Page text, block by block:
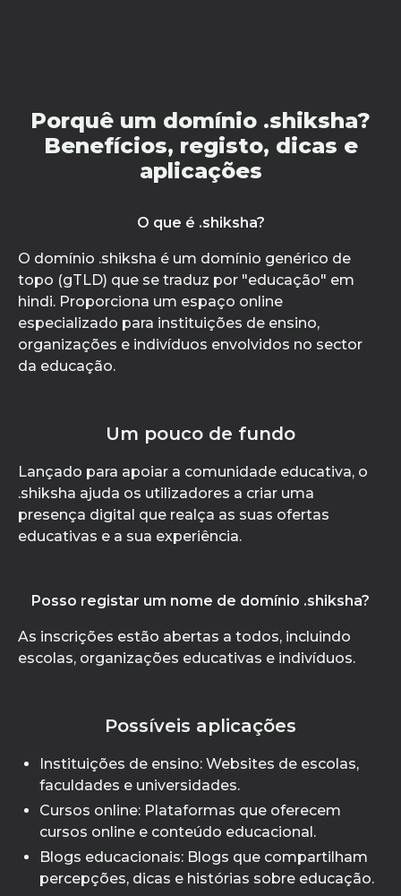
Porquê um domínio .shiksha?
Benefícios, registo, dicas e
aplicações
O que é .shiksha?
O domínio .shiksha é um domínio genérico de
topo (gTLD) que se traduz por "educação" em
hindi. Proporciona um espaço online
especializado para instituições de ensino,
organizações e indivíduos envolvidos no sector
da educação.
Um pouco de fundo
Lançado para apoiar a comunidade educativa, o
.shiksha ajuda os utilizadores a criar uma
presença digital que realça as suas ofertas
educativas e a sua experiência.
Posso registar um nome de domínio .shiksha?
As inscrições estão abertas a todos, incluindo
escolas, organizações educativas e indivíduos.
Possíveis aplicações
Instituições de ensino: Websites de escolas,
faculdades e universidades.
Cursos online: Plataformas que oferecem
cursos online e conteúdo educacional.
Blogs educacionais: Blogs que compartilham
percepções, dicas e histórias sobre educação.